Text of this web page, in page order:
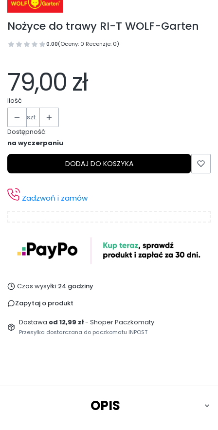
Nożyce do trawy RI-T WOLF-Garten
0.00(Oceny: 0 Recenzje: 0)
79,00 zł
Ilość
szt.
Dostępność:
na wyczerpaniu
DODAJ DO KOSZYKA
Zadzwoń i zamów
Czas wysyłki:24 godziny
Zapytaj o produkt
Dostawa od 12,99 zł- Shoper Paczkomaty
Przesyłka dostarczana do paczkomatu INPOST
OPIS